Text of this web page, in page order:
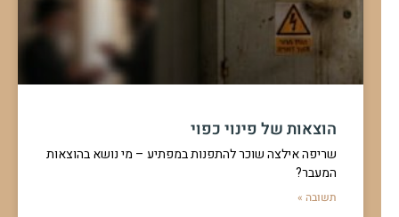
הוצאות של פינוי כפוי
שריפה אילצה שוכר להתפנות במפתיע – מי נושא בהוצאות
המעבר?
תשובה »